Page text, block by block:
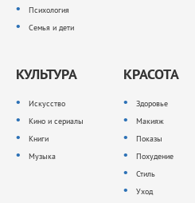
Психология
Семья и дети
КУЛЬТУРА
Искусство
Кино и сериалы
Книги
Музыка
КРАСОТА
Здоровье
Макияж
Показы
Похудение
Стиль
Уход